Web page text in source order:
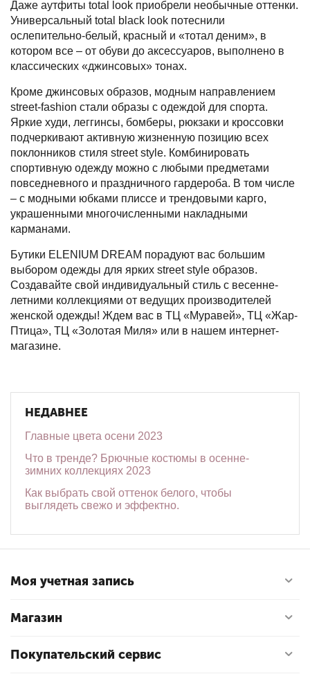
Даже аутфиты total look приобрели необычные оттенки.
Универсальный total black look потеснили
ослепительно-белый, красный и «тотал деним», в
котором все – от обуви до аксессуаров, выполнено в
классических «джинсовых» тонах.
Кроме джинсовых образов, модным направлением
street-fashion стали образы с одеждой для спорта.
Яркие худи, леггинсы, бомберы, рюкзаки и кроссовки
подчеркивают активную жизненную позицию всех
поклонников стиля street style. Комбинировать
спортивную одежду можно с любыми предметами
повседневного и праздничного гардероба. В том числе
– с модными юбками плиссе и трендовыми карго,
украшенными многочисленными накладными
карманами.
Бутики ELENIUM DREAM порадуют вас большим
выбором одежды для ярких street style образов.
Создавайте свой индивидуальный стиль с весенне-
летними коллекциями от ведущих производителей
женской одежды! Ждем вас в ТЦ «Муравей», ТЦ «Жар-
Птица», ТЦ «Золотая Миля» или в нашем интернет-
магазине.
НЕДАВНЕЕ
Главные цвета осени 2023
Что в тренде? Брючные костюмы в осенне-
зимних коллекциях 2023
Как выбрать свой оттенок белого, чтобы
выглядеть свежо и эффектно.
Моя учетная запись
Магазин
Покупательский сервис